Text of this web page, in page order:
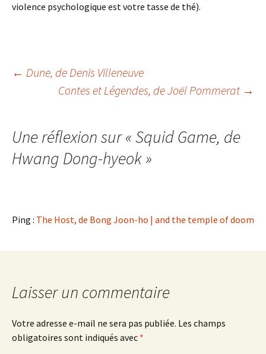
violence psychologique est votre tasse de thé).
Navigation
articles
← Dune, de Denis Villeneuve
Contes et Légendes, de Joël Pommerat →
Une réflexion sur «Squid Game, de
Hwang Dong-hyeok»
Ping : The Host, de Bong Joon-ho | and the temple of doom
Laisser un commentaire
Votre adresse e-mail ne sera pas publiée. Les champs
obligatoires sont indiqués avec *